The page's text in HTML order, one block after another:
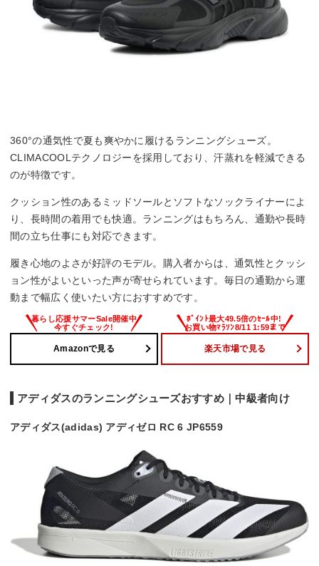
360°の通気性で夏も爽やかに履けるランニングシューズ。
CLIMACOOLテクノロジーを採用しており、汗蒸れを軽減できる
のが特徴です。
クッション性のあるミッドソールとソフトなソックライナーによ
り、長時間の着用でも快適。ランニングはもちろん、通勤や長時
間の立ち仕事にも対応できます。
履き心地のよさが好評のモデル。購入者からは、通気性とクッシ
ョン性がよいといった声が寄せられています。毎日の通勤から運
動まで幅広く使いたい方におすすめです。
Amazonで見る 楽天市場で見る
アディダスのランニングシューズおすすめ｜中級者向け
アディダス(adidas) アディゼロ RC 6 JP6559